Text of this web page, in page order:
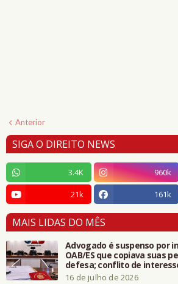
Anterior
SIGA O DIREITO NEWS
3.4K 960k
21k
161k
MAIS LIDAS DO MÊS
Advogado é suspenso por
OAB/ES que copiava suas
defesa; conflito de
16 de julho de 2026